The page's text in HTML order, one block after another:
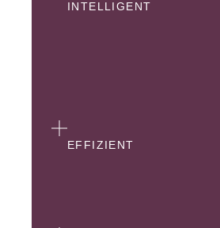
INTELLIGENT
EFFIZIENT